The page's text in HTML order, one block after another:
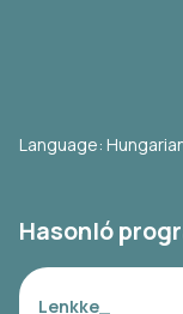
Language:
Hasonló
Lenkke_